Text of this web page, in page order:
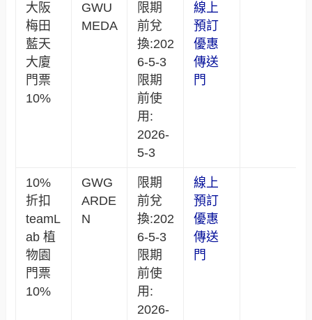
大阪
梅田
藍天
大廈
門票
10%
GWU
MEDA
限期
前兌
換:202
6-5-3
限期
前使
用:
2026-
5-3
線上
預訂
優惠
傳送
門
10%
折扣
teamL
ab 植
物園
門票
10%
GWG
ARDE
N
限期
前兌
換:202
6-5-3
限期
前使
用:
2026-
線上
預訂
優惠
傳送
門